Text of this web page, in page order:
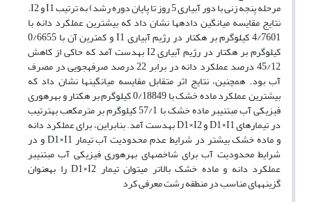
مرحله پنجه زنی با دور آبیاری 5 روز تا پایان دوره رشد) به ترتیب I1 و I2.
نتایج مقایسه میانگین داده‎ها نشان داد که بیشترین عملکرد دانه با
4/7601 کیلوگرم بر هکتار در رژیم آبیاری I1 و کمترین آن با 0/6655
کیلوگرم بر هکتار در رژیم آبیاری I2 به‎دست آمد که حاکی از کاهش
45/12 درصد عملکرد دانه در برابر 22 درصد صرفه‎جویی در مصرف
آب بود. همچنین، نتایج اثر متقابل مقایسه میانگین‎ها نشان داد که
بیشترین عملکرد ماده خشک با 0/18849 کیلوگرم بر هکتار و بهره‎وری
فیزیکی آب مبتنی‎بر ماده خشک با 57/1 کیلوگرم بر متر‎مکعب به‎ترتیب
در تیمارهای D1×I1 و D1×I2 به‎دست آمد. بنابراین، برای عملکرد دانه
و ماده خشک بیشتر در شرایط عدم محدودیت آب تیمار D1×I1 و در
شرایط محدودیت آب برای شاخص‎های بهره‎وری فیزیکی آب مبتنی‎بر
عملکرد دانه و ماده خشک بالاتر می‎توان تیمار D1×I2 را به‎عنوان
گزینه‎های مناسب در منطقه رشت معرفی کرد